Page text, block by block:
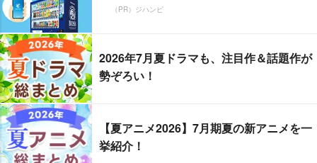
（PR）ジハンピ
2026年7月夏ドラマも、注目作＆話題作が
勢ぞろい！
【夏アニメ2026】7月期夏の新アニメを一
挙紹介！